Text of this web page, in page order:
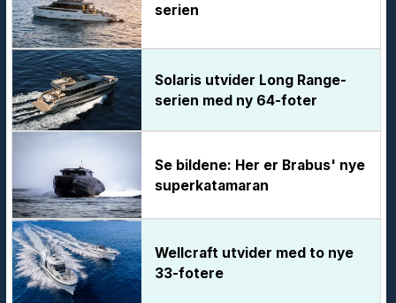
serien
Solaris utvider Long Range-
serien med ny 64-foter
Se bildene: Her er Brabus' nye
superkatamaran
Wellcraft utvider med to nye
33-fotere